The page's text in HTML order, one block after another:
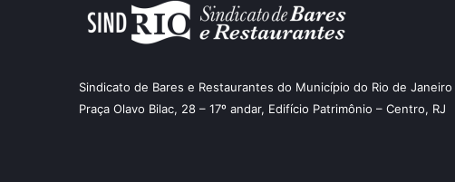
Sindicato de Bares e Restaurantes do Município do Rio de Janeiro
Praça Olavo Bilac, 28 – 17º andar, Edifício Patrimônio – Centro, RJ